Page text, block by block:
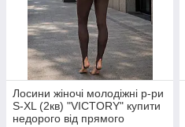
Лосини жіночі молодіжні р-ри
S-XL (2кв) "VICTORY" купити
недорого від прямого